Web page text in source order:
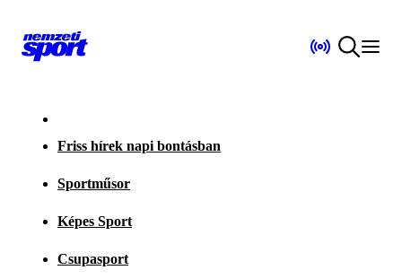
Friss hírek napi bontásban
Sportműsor
Képes Sport
Csupasport